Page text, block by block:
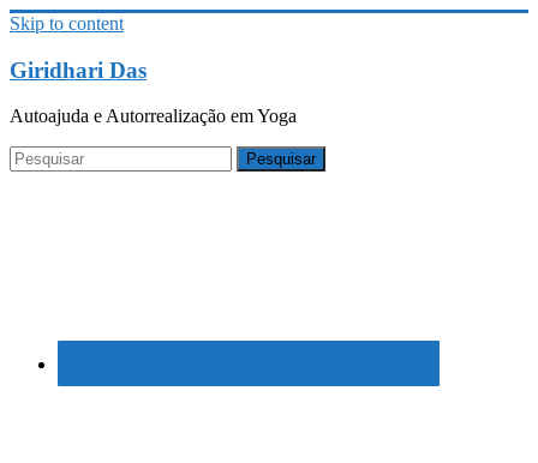
Skip to content
Giridhari Das
Autoajuda e Autorrealização em Yoga